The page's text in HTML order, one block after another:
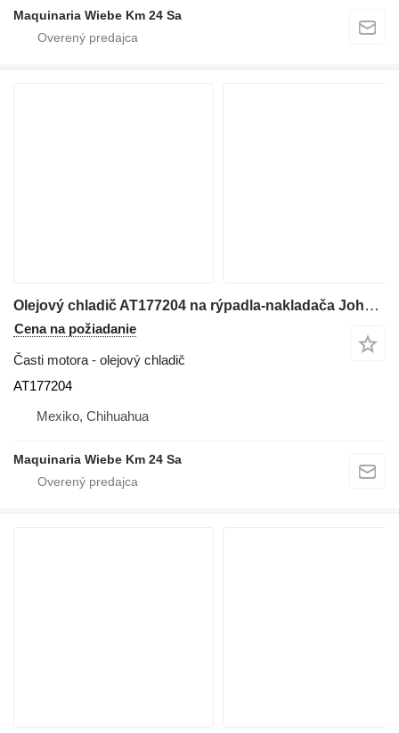
Maquinaria Wiebe Km 24 Sa
Olejový chladič AT177204 na rýpadla-nakladača John Deere 310G
Cena na požiadanie
Časti motora - olejový chladič
AT177204
Mexiko, Chihuahua
Maquinaria Wiebe Km 24 Sa